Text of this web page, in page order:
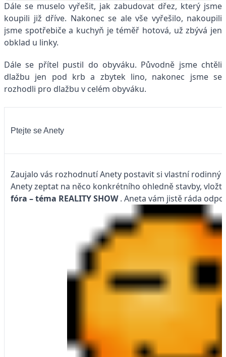
Dále se muselo vyřešit, jak zabudovat dřez, který jsme
koupili již dříve. Nakonec se ale vše vyřešilo, nakoupili
jsme spotřebiče a kuchyň je téměř hotová, už zbývá jen
obklad u linky.
Dále se přítel pustil do obyváku. Původně jsme chtěli
dlažbu jen pod krb a zbytek lino, nakonec jsme se
rozhodli pro dlažbu v celém obyváku.
Ptejte se Anety
Zaujalo vás rozhodnutí Anety postavit si vlastní rodinný
Anety zeptat na něco konkrétního ohledně stavby,
fóra – téma REALITY SHOW. Aneta vám jistě ráda